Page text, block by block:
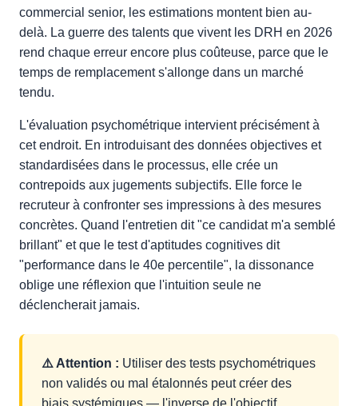
commercial senior, les estimations montent bien au-
delà. La guerre des talents que vivent les DRH en 2026
rend chaque erreur encore plus coûteuse, parce que le
temps de remplacement s'allonge dans un marché
tendu.
L'évaluation psychométrique intervient précisément à
cet endroit. En introduisant des données objectives et
standardisées dans le processus, elle crée un
contrepoids aux jugements subjectifs. Elle force le
recruteur à confronter ses impressions à des mesures
concrètes. Quand l'entretien dit "ce candidat m'a semblé
brillant" et que le test d'aptitudes cognitives dit
"performance dans le 40e percentile", la dissonance
oblige une réflexion que l'intuition seule ne
déclencherait jamais.
⚠️ Attention : Utiliser des tests psychométriques
non validés ou mal étalonnés peut créer des
biais systémiques — l'inverse de l'objectif